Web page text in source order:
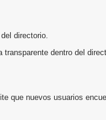
directorio.
dentro del
que nuevos usuarios